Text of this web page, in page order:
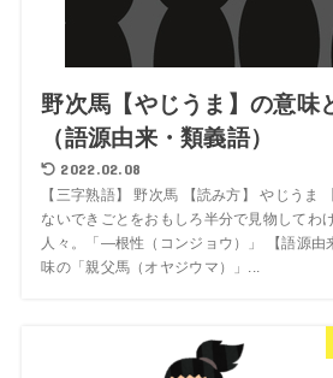
野次馬【やじうま】の意味
（語源由来・類義語）
2022.02.08
【三字熟語】 野次馬 【読み方】 やじうま
ないできごとをおもしろ半分で見物してわ
人々。「―根性（コンジョウ）」 【語源由
味の「親父馬（オヤジウマ）」...